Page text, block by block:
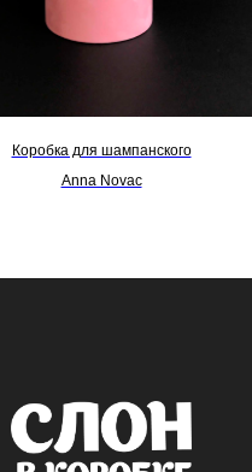
Коробка для шампанского
Anna Novac